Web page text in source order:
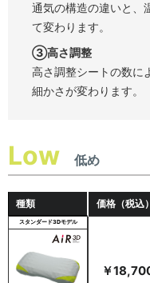
通気の構造の違いと、
て変わります。
③高さ調整
高さ調整シートの数に
細かさが変わります。
Low 低め
種類 価格（税込）
スタンダード3Dモデル
￥